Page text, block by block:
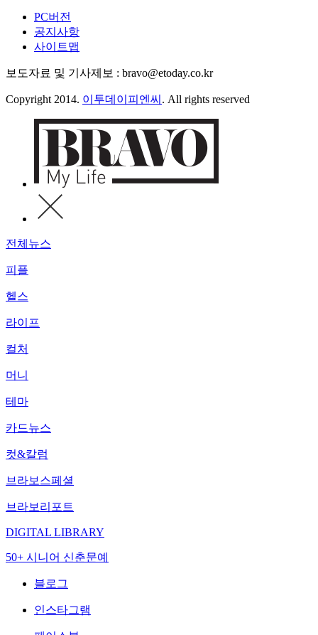
PC버전
공지사항
사이트맵
보도자료 및 기사제보 : bravo@etoday.co.kr
Copyright 2014. 이투데이피엔씨 . All rights reserved
전체뉴스
피플
헬스
라이프
컬처
머니
테마
카드뉴스
컷&칼럼
브라보스페셜
브라보리포트
DIGITAL LIBRARY
50+ 시니어 신춘문예
블로그
인스타그램